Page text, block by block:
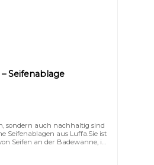
– Seifenablage
sondern auch nachhaltig sind
Seifenablagen aus Luffa.Sie ist
Seifen an der Badewanne, in